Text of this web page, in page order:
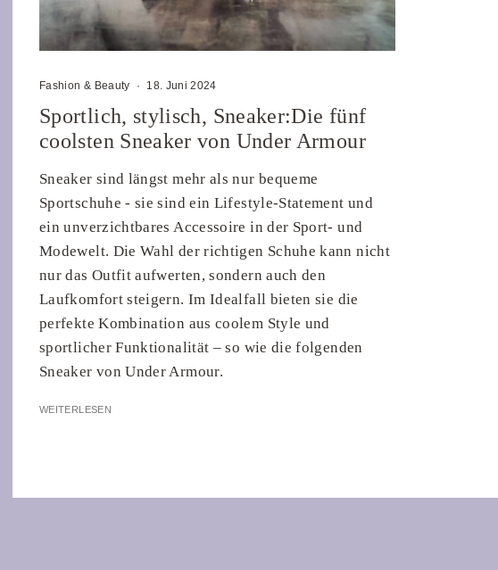
Fashion & Beauty · 18. Juni 2024
Sportlich, stylisch, Sneaker:Die fünf
coolsten Sneaker von Under Armour
Sneaker sind längst mehr als nur bequeme
Sportschuhe - sie sind ein Lifestyle-Statement und
ein unverzichtbares Accessoire in der Sport- und
Modewelt. Die Wahl der richtigen Schuhe kann nicht
nur das Outfit aufwerten, sondern auch den
Laufkomfort steigern. Im Idealfall bieten sie die
perfekte Kombination aus coolem Style und
sportlicher Funktionalität – so wie die folgenden
Sneaker von Under Armour.
WEITERLESEN